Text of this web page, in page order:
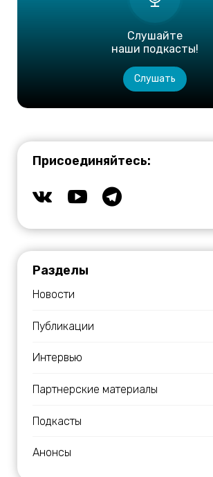
Слушайте
наши подкасты!
Слушать
Присоединяйтесь:
Разделы
Новости
Публикации
Интервью
Партнерские материалы
Подкасты
Анонсы